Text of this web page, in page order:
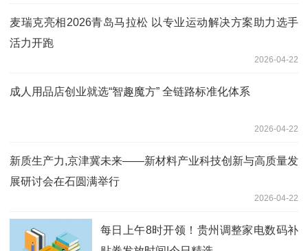
麦瑞克亮相2026青岛马拉松 以专业运动解决方案助力选手
活力开跑
2026-04-22
成人用品店创业就选“智趣魔方” 全链路标准化体系
2026-04-22
新质生产力,京津冀未来——新材料产业科技创新与高质量发
展研讨会在石圆满举行
2026-04-22
每日上午8时开领！贵州调整家电数码补